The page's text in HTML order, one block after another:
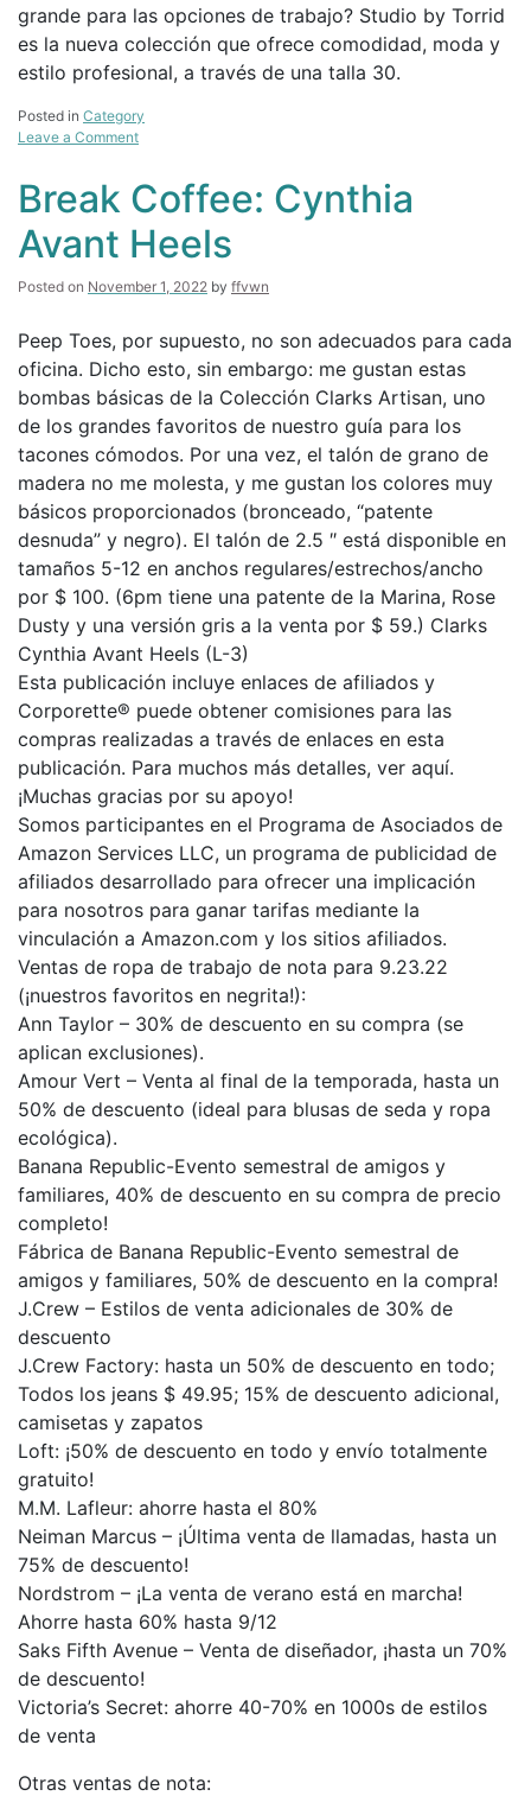
Lewis
grande para las opciones de trabajo? Studio by Torrid
es la nueva colección que ofrece comodidad, moda y
estilo profesional, a través de una talla 30.
Posted in Category
Leave a Commenton
con
7
Ideas
para
en
casa
con
temática
de
otoño
animada
Break Coffee: Cynthia
Avant Heels
Posted on November 1, 2022 by ffvwn
Peep Toes, por supuesto, no son adecuados para cada
oficina. Dicho esto, sin embargo: me gustan estas
bombas básicas de la Colección Clarks Artisan, uno
de los grandes favoritos de nuestro guía para los
tacones cómodos. Por una vez, el talón de grano de
madera no me molesta, y me gustan los colores muy
básicos proporcionados (bronceado, “patente
desnuda” y negro). El talón de 2.5 ″ está disponible en
tamaños 5-12 en anchos regulares/estrechos/ancho
por $ 100. (6pm tiene una patente de la Marina, Rose
Dusty y una versión gris a la venta por $ 59.) Clarks
Cynthia Avant Heels (L-3)
Esta publicación incluye enlaces de afiliados y
Corporette® puede obtener comisiones para las
compras realizadas a través de enlaces en esta
publicación. Para muchos más detalles, ver aquí.
¡Muchas gracias por su apoyo!
Somos participantes en el Programa de Asociados de
Amazon Services LLC, un programa de publicidad de
afiliados desarrollado para ofrecer una implicación
para nosotros para ganar tarifas mediante la
vinculación a Amazon.com y los sitios afiliados.
Ventas de ropa de trabajo de nota para 9.23.22
(¡nuestros favoritos en negrita!):
Ann Taylor – 30% de descuento en su compra (se
aplican exclusiones).
Amour Vert – Venta al final de la temporada, hasta un
50% de descuento (ideal para blusas de seda y ropa
ecológica).
Banana Republic-Evento semestral de amigos y
familiares, 40% de descuento en su compra de precio
completo!
Fábrica de Banana Republic-Evento semestral de
amigos y familiares, 50% de descuento en la compra!
J.Crew – Estilos de venta adicionales de 30% de
descuento
J.Crew Factory: hasta un 50% de descuento en todo;
Todos los jeans $ 49.95; 15% de descuento adicional,
camisetas y zapatos
Loft: ¡50% de descuento en todo y envío totalmente
gratuito!
M.M. Lafleur: ahorre hasta el 80%
Neiman Marcus – ¡Última venta de llamadas, hasta un
75% de descuento!
Nordstrom – ¡La venta de verano está en marcha!
Ahorre hasta 60% hasta 9/12
Saks Fifth Avenue – Venta de diseñador, ¡hasta un 70%
de descuento!
Victoria’s Secret: ahorre 40-70% en 1000s de estilos
de venta
Otras ventas de nota: